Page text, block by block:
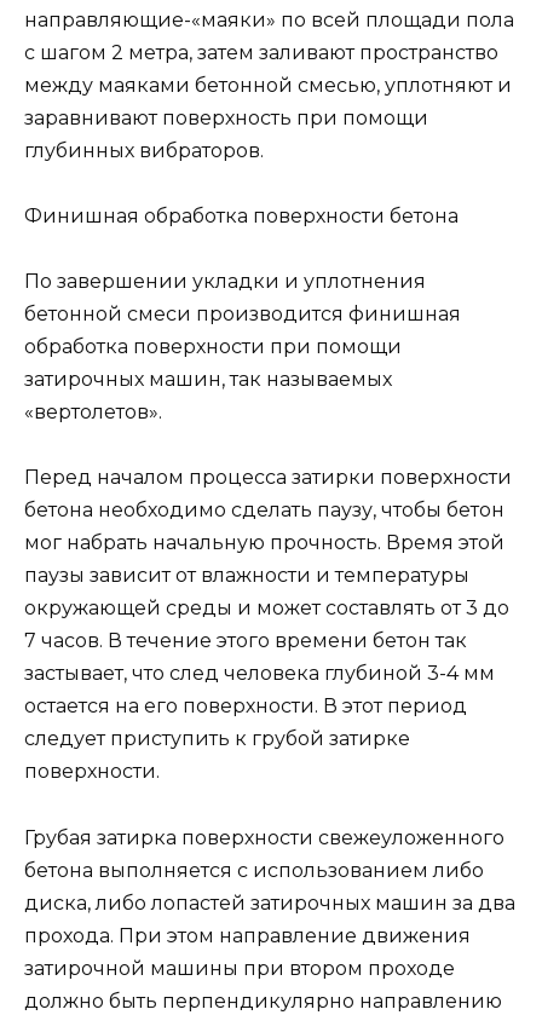
направляющие-«маяки» по всей площади пола
с шагом 2 метра, затем заливают пространство
между маяками бетонной смесью, уплотняют и
заравнивают поверхность при помощи
глубинных вибраторов.
Финишная обработка поверхности бетона
По завершении укладки и уплотнения
бетонной смеси производится финишная
обработка поверхности при помощи
затирочных машин, так называемых
«вертолетов».
Перед началом процесса затирки поверхности
бетона необходимо сделать паузу, чтобы бетон
мог набрать начальную прочность. Время этой
паузы зависит от влажности и температуры
окружающей среды и может составлять от 3 до
7 часов. В течение этого времени бетон так
застывает, что след человека глубиной 3-4 мм
остается на его поверхности. В этот период
следует приступить к грубой затирке
поверхности.
Грубая затирка поверхности свежеуложенного
бетона выполняется с использованием либо
диска, либо лопастей затирочных машин за два
прохода. При этом направление движения
затирочной машины при втором проходе
должно быть перпендикулярно направлению